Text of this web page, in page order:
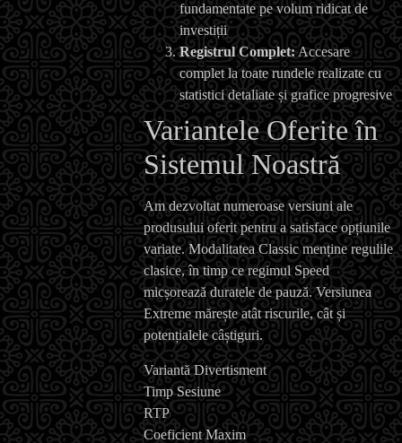
fundamentate pe volum ridicat de
investiții
Registrul Complet:Accesare
complet la toate rundele realizate cu
statistici detaliate și grafice progresive
Variantele Oferite în
Sistemul Noastră
Am dezvoltat numeroase versiuni ale
produsului oferit pentru a satisface opțiunile
variate. Modalitatea Classic menține regulile
clasice, în timp ce regimul Speed
micșorează duratele de pauză. Versiunea
Extreme mărește atât riscurile, cât și
potențialele câștiguri.
Variantă Divertisment
Timp Sesiune
RTP
Coeficient Maxim